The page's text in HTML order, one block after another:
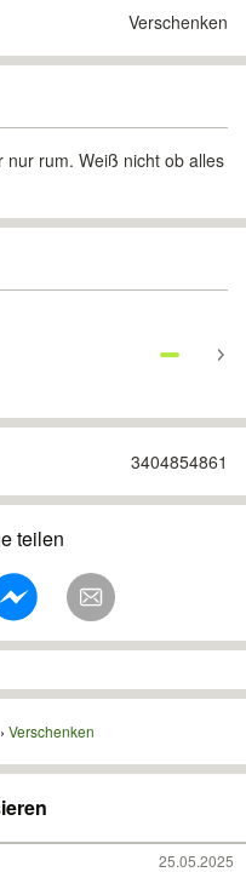
Verschenken
nur rum. Weiß nicht ob alles
3404854861
teilen
Verschenken
25.05.2025